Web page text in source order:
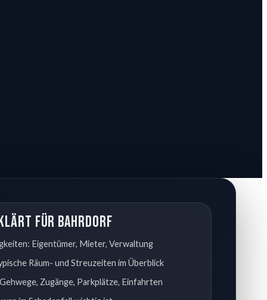
für Bahrdorf
Eigentümer, Mieter, Verwaltung
Räum- und Streuzeiten im Überblick
Zugänge, Parkplätze, Einfahrten